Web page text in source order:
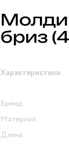
бриз
Характеристики
Бренд:
Материал:
Длина: